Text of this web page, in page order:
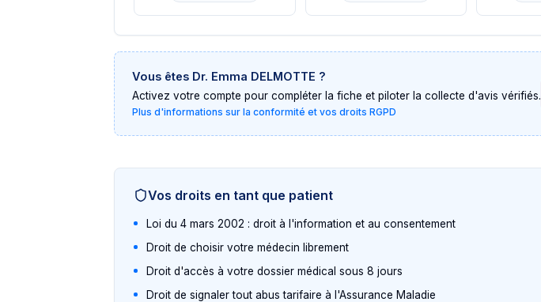
Vous êtes Dr. Emma DELMOTTE ?
Activez votre compte pour compléter la fiche et piloter la collecte d'avis vérifiés.
Plus d'informations sur la conformité et vos droits RGPD
Vos droits en tant que patient
Loi du 4 mars 2002 : droit à l'information et au consentement
Droit de choisir votre médecin librement
Droit d'accès à votre dossier médical sous 8 jours
Droit de signaler tout abus tarifaire à l'Assurance Maladie